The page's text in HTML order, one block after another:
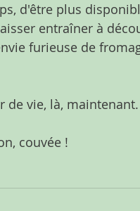
d'être plus
entraîner à
furieuse de
de vie, là,
couvée !